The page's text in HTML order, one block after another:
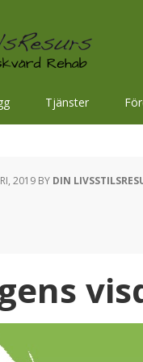
Tjänster
2019 BY DIN